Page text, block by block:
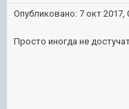
Опубликовано: 7 окт 2017,
Просто иногда не